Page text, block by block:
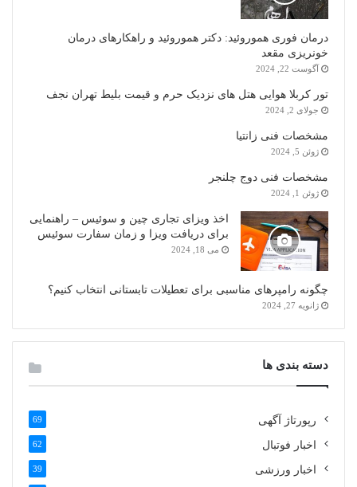
درمان فوری هموروئید: دکتر هموروئید و راهکارهای درمان
خونریزی مقعد
آگوست 22, 2024
تور کربلا هوایی هتل های نزدیک حرم و قیمت بلیط تهران نجف
جولای 2, 2024
مشخصات فنی زانتیا
ژوئن 5, 2024
مشخصات فنی دوج چلنجر
ژوئن 1, 2024
اخذ ویزای تجاری چین و سوئیس – راهنمایی
برای دریافت ویزا و زمان سفارت سوئیس
می 18, 2024
چگونه رامپرهای مناسبی برای تعطیلات تابستانی انتخاب کنیم؟
ژانویه 27, 2024
دسته بندی ها
رپورتاژ آگهی 69
اخبار فوتبال 62
اخبار ورزشی 39